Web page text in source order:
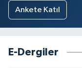
Ankete Katıl
E-Dergiler